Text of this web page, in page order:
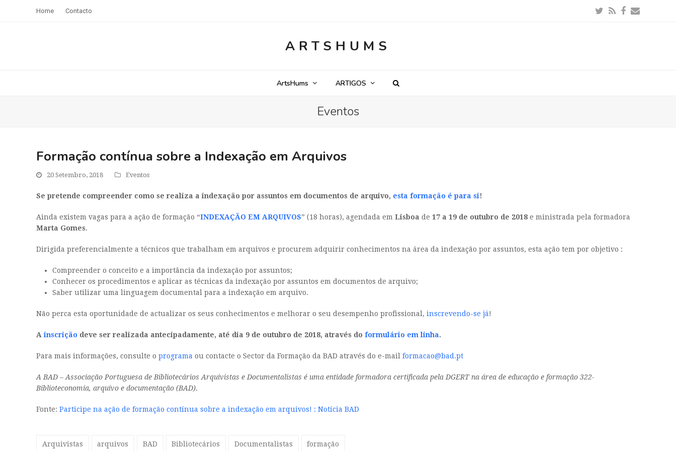
Home Contacto Twitter
RSSFacebook
Email
ARTSHUMS
ArtsHums ARTIGOS
Eventos
Formação contínua sobre a Indexação em Arquivos
20 Setembro, 2018 Eventos
Se pretende compreender como se realiza a indexação por assuntos em documentos de arquivo, esta formação é para si!
Ainda existem vagas para a ação de formação “INDEXAÇÃO EM ARQUIVOS” (18 horas), agendada em Lisboa de 17 a 19 de outubro de 2018 e ministrada pela formadora
Marta Gomes.
Dirigida preferencialmente a técnicos que trabalham em arquivos e procurem adquirir conhecimentos na área da indexação por assuntos, esta ação tem por objetivo :
Compreender o conceito e a importância da indexação por assuntos;
Conhecer os procedimentos e aplicar as técnicas da indexação por assuntos em documentos de arquivo;
Saber utilizar uma linguagem documental para a indexação em arquivo.
Não perca esta oportunidade de actualizar os seus conhecimentos e melhorar o seu desempenho profissional, inscrevendo-se já!
Ainscrição deve ser realizada antecipadamente, até dia 9 de outubro de 2018, através do formulário em linha.
Para mais informações, consulte o programa ou contacte o Sector da Formação da BAD através do e-mail formacao@bad.pt
A BAD – Associação Portuguesa de Bibliotecários Arquivistas e Documentalistas é uma entidade formadora certificada pela DGERT na área de educação e formação 322-
Biblioteconomia, arquivo e documentação (BAD).
Fonte: Participe na ação de formação contínua sobre a indexação em arquivos! : Notícia BAD
Arquivistas arquivos BAD Bibliotecários Documentalistas formação